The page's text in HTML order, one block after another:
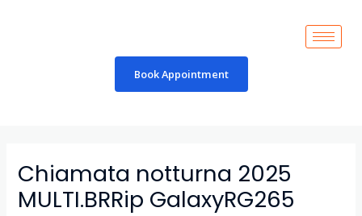
Book Appointment
Chiamata notturna 2025
MULTI.BRRip GalaxyRG265